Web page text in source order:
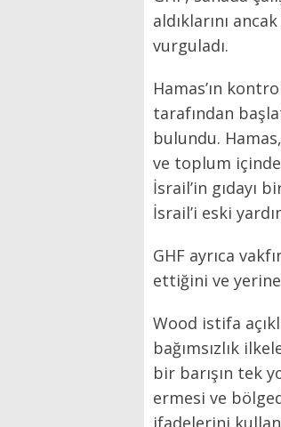
aldıklarını
vurguladı.
Hamas’ın
tarafından
bulundu.
ve toplum içinde
İsrail’in gıdayı
İsrail’i eski
GHF ayrıca
ettiğini ve yerine
Wood istifa
bağımsızlık
bir barışın tek
ermesi ve
ifadelerini